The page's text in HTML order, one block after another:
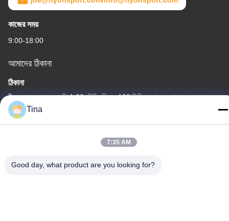
কাজের সময়
9:00-18:00
আমাদের ঠিকানা
ঠিকানা
চীন, গুয়াংডং, শেনজেন, বি 4-06, বিল্ডিং বি, নং 108 লিজিয়া রোড, হেনগ্যাং সম্প্রদায়,
লংগ্যাং স্ট্রিট
Tina
7:35 AM
Good day, what product are you looking for?